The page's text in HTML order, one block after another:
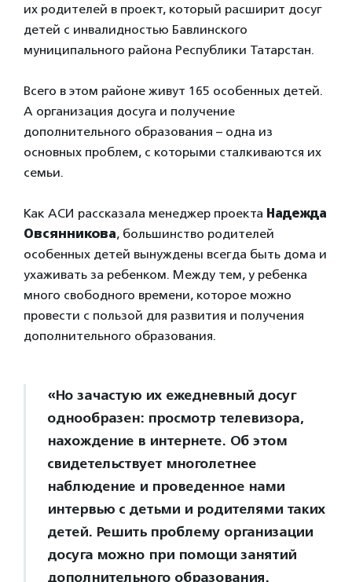
их родителей в проект, который расширит досуг
детей с инвалидностью Бавлинского
муниципального района Республики Татарстан.
Всего в этом районе живут 165 особенных детей.
А организация досуга и получение
дополнительного образования – одна из
основных проблем, с которыми сталкиваются их
семьи.
Как АСИ рассказала менеджер проекта Надежда
Овсянникова, большинство родителей
особенных детей вынуждены всегда быть дома и
ухаживать за ребенком. Между тем, у ребенка
много свободного времени, которое можно
провести с пользой для развития и получения
дополнительного образования.
«Но зачастую их ежедневный досуг
однообразен: просмотр телевизора,
нахождение в интернете. Об этом
свидетельствует многолетнее
наблюдение и проведенное нами
интервью с детьми и родителями таких
детей. Решить проблему организации
досуга можно при помощи занятий
дополнительного образования.